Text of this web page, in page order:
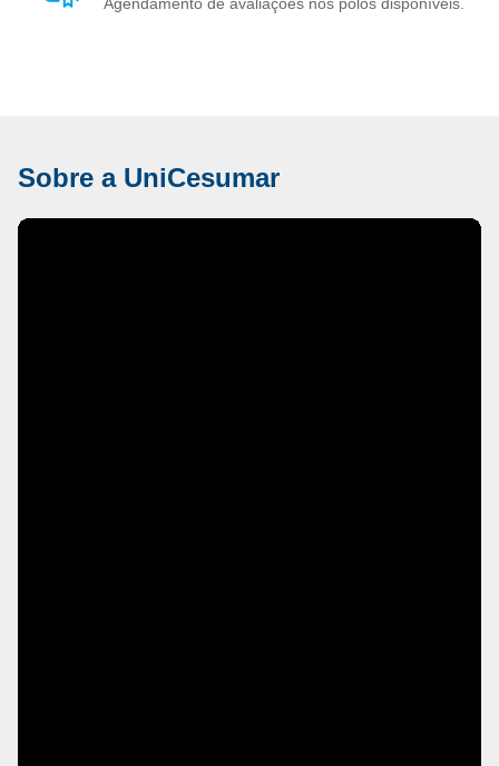
Agendamento de avaliações nos polos disponíveis.
Sobre a UniCesumar